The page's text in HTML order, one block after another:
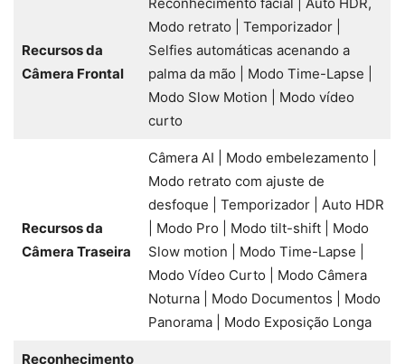
Recursos da
Câmera Frontal
Modo retrato | Temporizador |
Selfies automáticas acenando a
palma da mão | Modo Time-Lapse |
Modo Slow Motion | Modo vídeo
curto
Recursos da
Câmera Traseira
Câmera AI | Modo embelezamento |
Modo retrato com ajuste de
desfoque | Temporizador | Auto HDR
| Modo Pro | Modo tilt-shift | Modo
Slow motion | Modo Time-Lapse |
Modo Vídeo Curto | Modo Câmera
Noturna | Modo Documentos | Modo
Panorama | Modo Exposição Longa
Reconhecimento